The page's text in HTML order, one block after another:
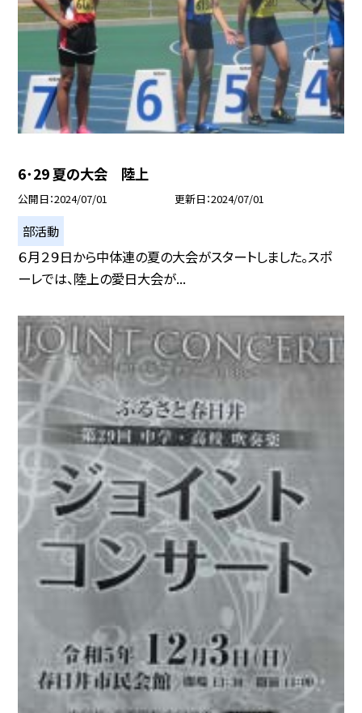
6･29 夏の大会 陸上
公開日 2024/07/01 更新日 2024/07/01
部活動
６月２９日から中体連の夏の大会がスタートしました。スポ
ーレでは、陸上の愛日大会が...